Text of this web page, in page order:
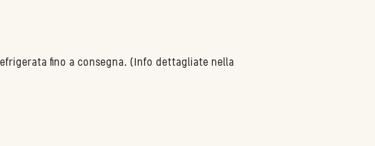
fino a consegna. (Info dettagliate nella